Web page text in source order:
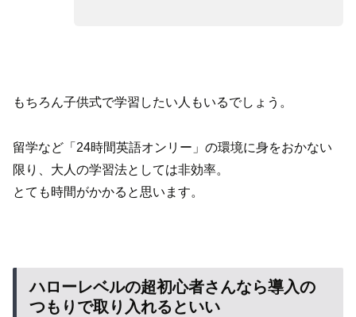
もちろん子供式で学習したい人もいるでしょう。
留学など「24時間英語オンリー」の環境に身をおかない
限り、大人の学習法としては非効率。
とても時間がかかると思います。
ハローレベルの超初心者さんなら導入の
つもりで取り入れるといい